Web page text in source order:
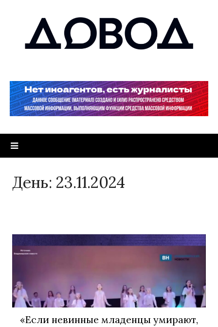
День: 23.11.2024
«Если невинные младенцы умирают,